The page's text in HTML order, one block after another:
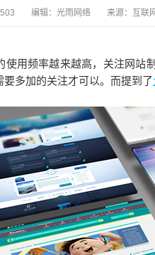
编辑：光雨网络 来源：互联
频率越来越高，关注网站制
要多加的关注才可以。而提到了